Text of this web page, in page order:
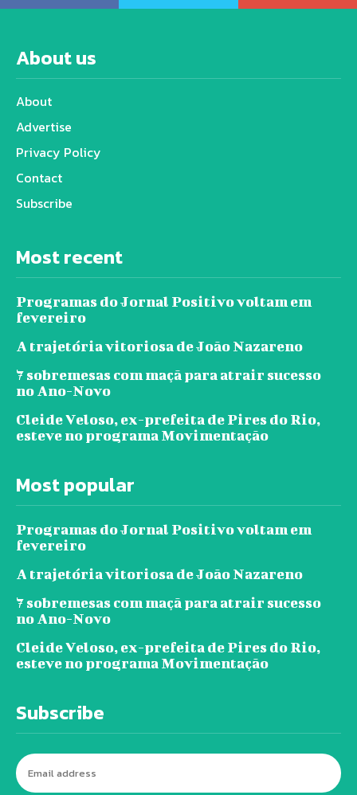
About us
About
Advertise
Privacy Policy
Contact
Subscribe
Most recent
Programas do Jornal Positivo voltam em
fevereiro
A trajetória vitoriosa de João Nazareno
7 sobremesas com maçã para atrair sucesso
no Ano-Novo
Cleide Veloso, ex-prefeita de Pires do Rio,
esteve no programa Movimentação
Most popular
Programas do Jornal Positivo voltam em
fevereiro
A trajetória vitoriosa de João Nazareno
7 sobremesas com maçã para atrair sucesso
no Ano-Novo
Cleide Veloso, ex-prefeita de Pires do Rio,
esteve no programa Movimentação
Subscribe